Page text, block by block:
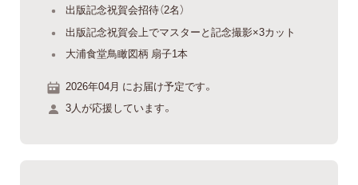
出版記念祝賀会招待（2名）
出版記念祝賀会上でマスターと記念撮影×3カット
大浦食堂鳥瞰図柄 扇子1本
2026年04月 にお届け予定です。
3人が応援しています。